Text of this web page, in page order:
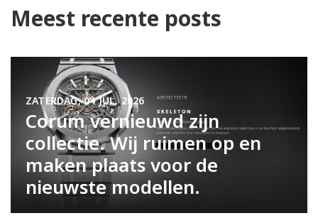
Meest recente posts
Corum vernieuwd zijn
collectie. Wij ruimen op en
maken plaats voor de
nieuwste modellen.
ZATERDAG, 04 JUL. 2026